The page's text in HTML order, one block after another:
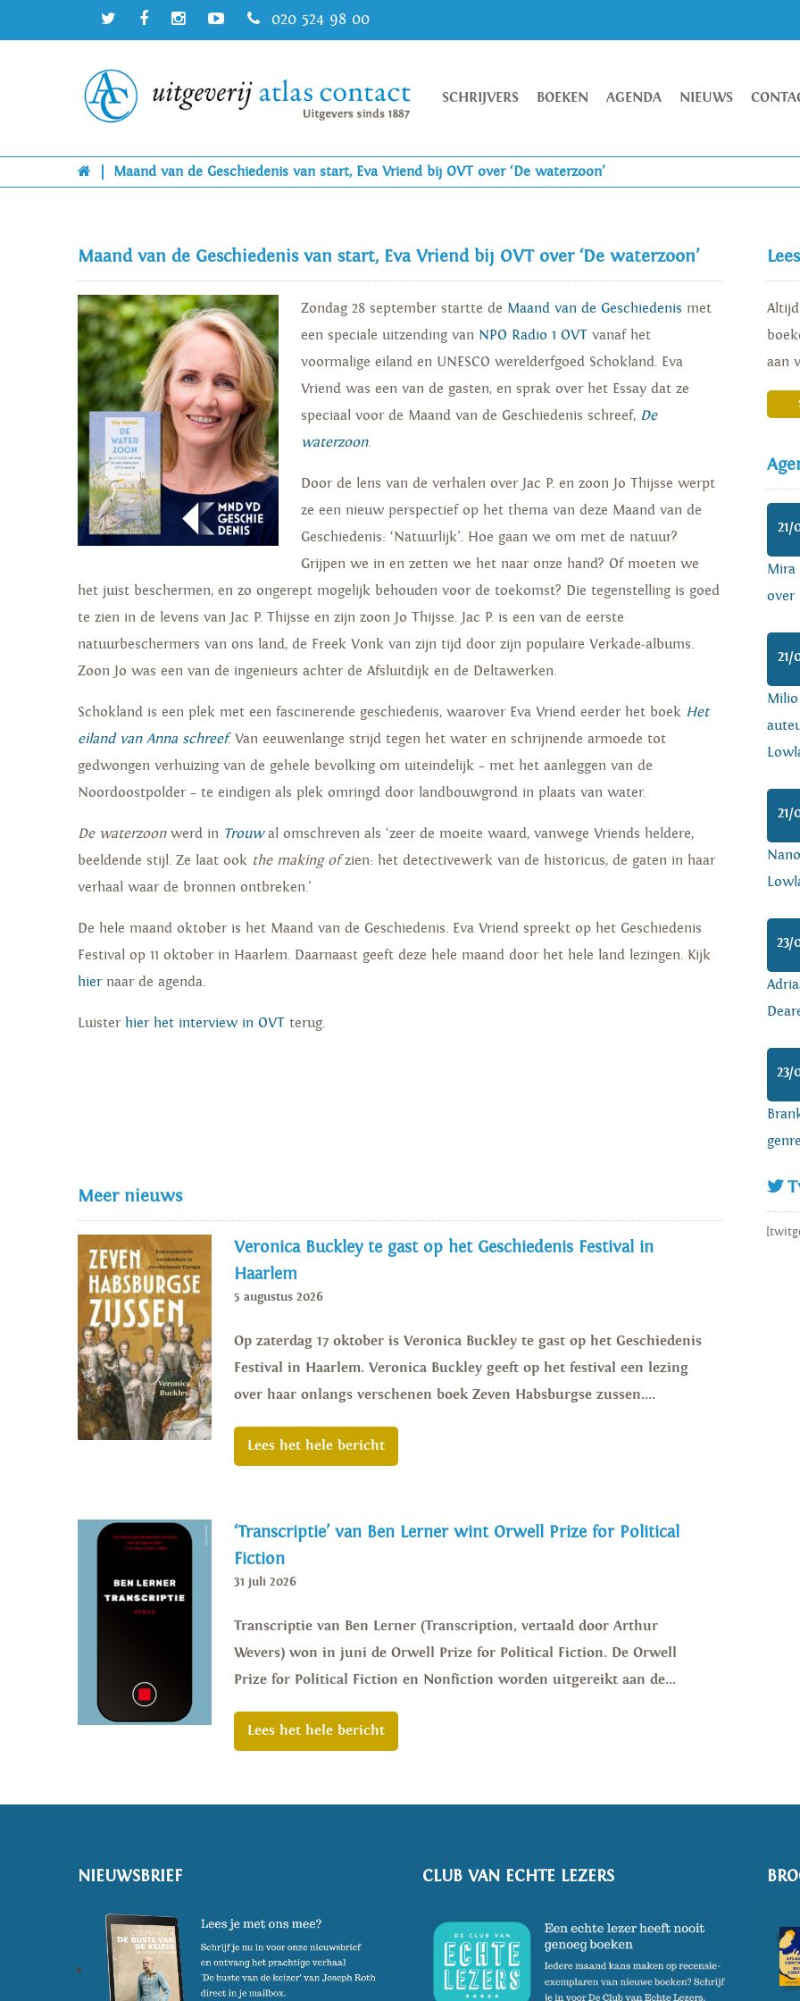
020 524 98 00
SCHRIJVERS BOEKEN AGENDA NIEUWS
Maand van de Geschiedenis van start, Eva Vriend bij OVT over ‘De waterzoon’
Maand van de Geschiedenis van start, Eva Vriend bij OVT over ‘De waterzoon’
Zondag 28 september startte de Maand van de Geschiedenis met
een speciale uitzending van NPO Radio 1 OVT vanaf het
voormalige eiland en UNESCO werelderfgoed Schokland. Eva
Vriend was een van de gasten, en sprak over het Essay dat ze
speciaal voor de Maand van de Geschiedenis schreef, De
waterzoon.
Door de lens van de verhalen over Jac P. en zoon Jo Thijsse werpt
ze een nieuw perspectief op het thema van deze Maand van de
Geschiedenis: ‘Natuurlijk’. Hoe gaan we om met de natuur?
Grijpen we in en zetten we het naar onze hand? Of moeten we
het juist beschermen, en zo ongerept mogelijk behouden voor de toekomst? Die tegenstelling is goed
te zien in de levens van Jac P. Thijsse en zijn zoon Jo Thijsse. Jac P. is een van de eerste
natuurbeschermers van ons land, de Freek Vonk van zijn tijd door zijn populaire Verkade-albums.
Zoon Jo was een van de ingenieurs achter de Afsluitdijk en de Deltawerken.
Schokland is een plek met een fascinerende geschiedenis, waarover Eva Vriend eerder het boek Het
eiland van Anna schreef. Van eeuwenlange strijd tegen het water en schrijnende armoede tot
gedwongen verhuizing van de gehele bevolking om uiteindelijk – met het aanleggen van de
Noordoostpolder – te eindigen als plek omringd door landbouwgrond in plaats van water.
De waterzoonwerd in Trouwal omschreven als ‘zeer de moeite waard, vanwege Vriends heldere,
beeldende stijl. Ze laat ook the making ofzien: het detectivewerk van de historicus, de gaten in haar
verhaal waar de bronnen ontbreken.’
De hele maand oktober is het Maand van de Geschiedenis. Eva Vriend spreekt op het Geschiedenis
Festival op 11 oktober in Haarlem. Daarnaast geeft deze hele maand door het hele land lezingen. Kijk
hiernaar de agenda.
Luister hier het interview in OVT terug.
Meer nieuws
Veronica Buckley te gast op het Geschiedenis Festival in
Haarlem
5 augustus 2026
Op zaterdag 17 oktober is Veronica Buckley te gast op het Geschiedenis
Festival in Haarlem. Veronica Buckley geeft op het festival een lezing
over haar onlangs verschenen boek Zeven Habsburgse zussen....
Lees het hele bericht
‘Transcriptie’ van Ben Lerner wint Orwell Prize for Political
Fiction
31 juli 2026
Transcriptie van Ben Lerner (Transcription, vertaald door Arthur
Wevers) won in juni de Orwell Prize for Political Fiction. De Orwell
Prize for Political Fiction en Nonfiction worden uitgereikt aan de...
Lees het hele bericht
aan
21/
Mira
over
21/
21/
23/
23/
NIEUWSBRIEF CLUB VAN ECHTE LEZERS